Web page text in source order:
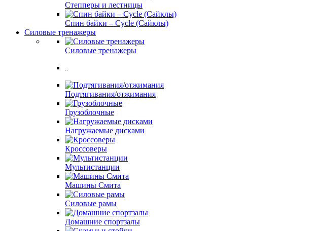
Степперы и лестницы
Спин байки – Cycle (Сайклы)
Силовые тренажеры
Силовые тренажеры
..
Подтягивания/отжимания
Грузоблочные
Нагружаемые дисками
Кроссоверы
Мультистанции
Машины Смита
Силовые рамы
Домашние спортзалы